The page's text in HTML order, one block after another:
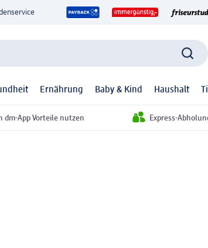
Ernährung Baby & Kind Haushalt
dm-App Vorteile nutzen Express-